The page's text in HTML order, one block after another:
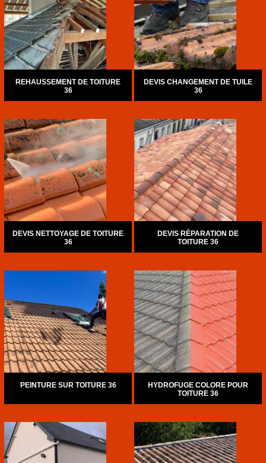
REHAUSSEMENT DE TOITURE
36
DEVIS CHANGEMENT DE TUILE
36
DEVIS NETTOYAGE DE TOITURE
36
DEVIS RÉPARATION DE
TOITURE 36
PEINTURE SUR TOITURE 36
HYDROFUGE COLORE POUR
TOITURE 36